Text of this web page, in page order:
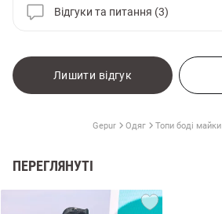
Відгуки та питання (3)
Лишити відгук
Gepur Одяг Топи боді майки
ПЕРЕГЛЯНУТІ